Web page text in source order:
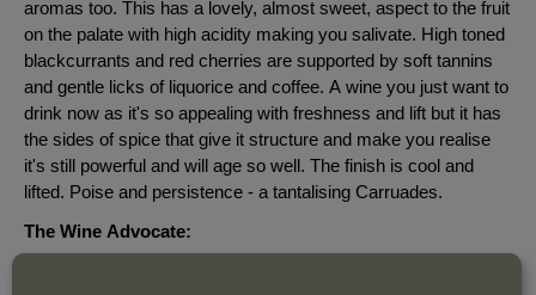
aromas too. This has a lovely, almost sweet, aspect to the fruit
on the palate with high acidity making you salivate. High toned
blackcurrants and red cherries are supported by soft tannins
and gentle licks of liquorice and coffee. A wine you just want to
drink now as it's so appealing with freshness and lift but it has
the sides of spice that give it structure and make you realise
it's still powerful and will age so well. The finish is cool and
lifted. Poise and persistence - a tantalising Carruades.
The Wine Advocate: